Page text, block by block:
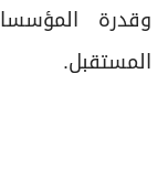
وقدرة
المستقبل.